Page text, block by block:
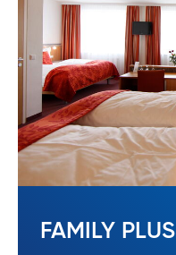
FAMILY PLUS